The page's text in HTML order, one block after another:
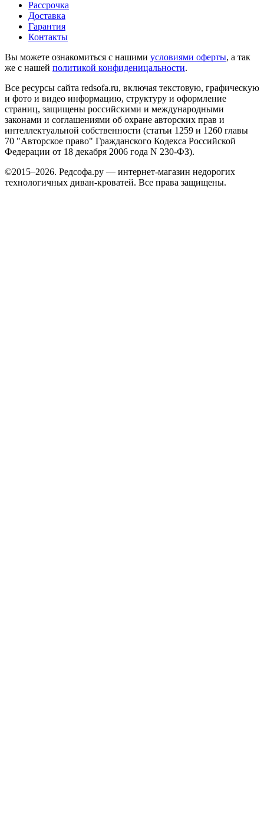
Рассрочка
Доставка
Гарантия
Контакты
Вы можете ознакомиться с нашими условиями оферты, а так
же с нашей политикой конфиденицальности.
Все ресурсы сайта redsofa.ru, включая текстовую, графическую
и фото и видео информацию, структуру и оформление
страниц, защищены российскими и международными
законами и соглашениями об охране авторских прав и
интеллектуальной собственности (статьи 1259 и 1260 главы
70 "Авторское право" Гражданского Кодекса Российской
Федерации от 18 декабря 2006 года N 230-ФЗ).
©2015–2026. Редсофа.ру — интернет-магазин недорогих
технологичных диван-кроватей. Все права защищены.